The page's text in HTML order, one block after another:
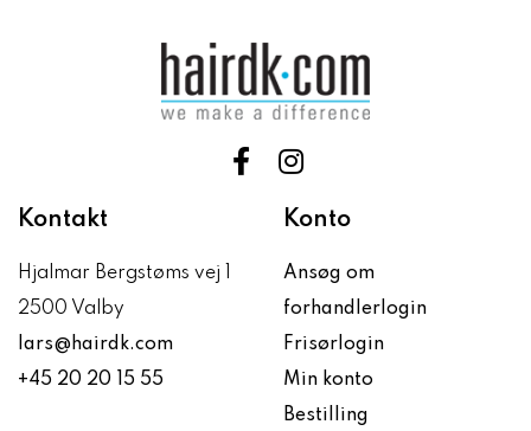
Kontakt
Hjalmar Bergstøms vej 1
2500 Valby
lars@hairdk.com
+45 20 20 15 55
Konto
Ansøg om
forhandlerlogin
Frisørlogin
Min konto
Bestilling